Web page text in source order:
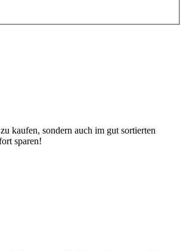
kaufen, sondern auch im gut sortierten
sparen!